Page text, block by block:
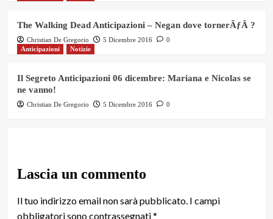
The Walking Dead Anticipazioni – Negan dove tornerÃƒÂ ?
Christian De Gregorio 5 Dicembre 2016
0
Anticipazioni
Notizie
Il Segreto Anticipazioni 06 dicembre: Mariana e Nicolas se
ne vanno!
Christian De Gregorio 5 Dicembre 2016 0
Lascia un commento
Il tuo indirizzo email non sarà pubblicato. I campi
obbligatori sono contrassegnati*